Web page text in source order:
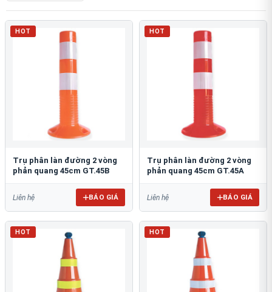
HOT
Trụ phân làn đường 2 vòng
phản quang 45cm GT.45B
Liên hệ BÁO GIÁ
HOT
Trụ phân làn đường 2 vòng
phản quang 45cm GT.45A
Liên hệ BÁO GIÁ
HOT HOT